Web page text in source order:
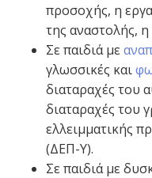
προσοχής, η
της αναστολής, η
Σε παιδιά με
γλωσσικές και
διαταραχές του
διαταραχές του
ελλειμματικής
(ΔΕΠ-Υ).
Σε παιδιά με